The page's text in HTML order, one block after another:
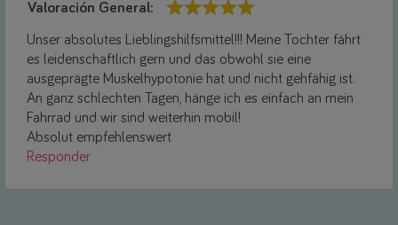
Valoración General:
Unser absolutes Lieblingshilfsmittel!!! Meine Tochter fährt
es leidenschaftlich gern und das obwohl sie eine
ausgeprägte Muskelhypotonie hat und nicht gehfähig ist.
An ganz schlechten Tagen, hänge ich es einfach an mein
Fahrrad und wir sind weiterhin mobil!
Absolut empfehlenswert
Responder